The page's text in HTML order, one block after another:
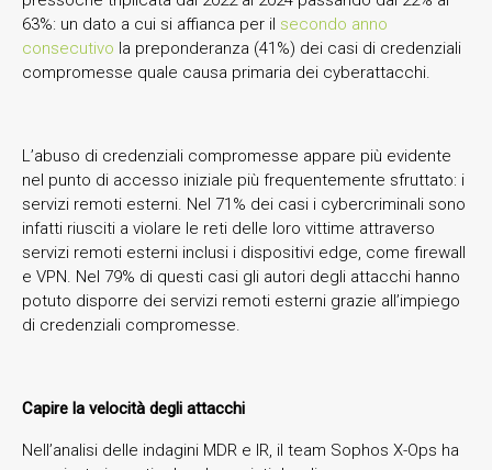
63%: un dato a cui si affianca per il secondo anno
consecutivo la preponderanza (41%) dei casi di credenziali
compromesse quale causa primaria dei cyberattacchi.
L’abuso di credenziali compromesse appare più evidente
nel punto di accesso iniziale più frequentemente sfruttato: i
servizi remoti esterni. Nel 71% dei casi i cybercriminali sono
infatti riusciti a violare le reti delle loro vittime attraverso
servizi remoti esterni inclusi i dispositivi edge, come firewall
e VPN. Nel 79% di questi casi gli autori degli attacchi hanno
potuto disporre dei servizi remoti esterni grazie all’impiego
di credenziali compromesse.
Capire la velocità degli attacchi
Nell’analisi delle indagini MDR e IR, il team Sophos X-Ops ha